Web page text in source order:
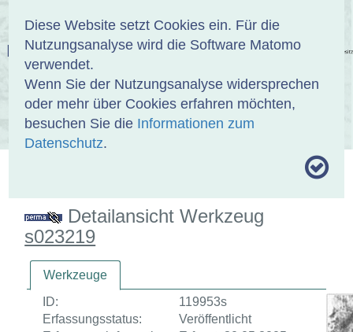
Diese Website setzt Cookies ein. Für die
Nutzungsanalyse wird die Software Matomo
verwendet.
Wenn Sie der Nutzungsanalyse widersprechen
oder mehr über Cookies erfahren möchten,
besuchen Sie die Informationen zum
Datenschutz.
EINBANDDATENBANK
ÜBER UNS SAMMLUNGEN SUCHE
Detailansicht Werkzeug
s023219
Werkzeuge
ID:
119953s
Erfassungsstatus:
Veröffentlicht